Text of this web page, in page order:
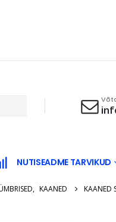
NUTISEADME TARVIKUD
, KAANED KAANED